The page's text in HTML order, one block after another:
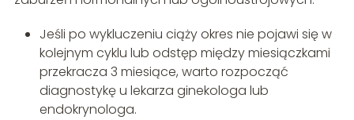
Jeśli po wykluczeniu ciąży okres nie pojawi się w
kolejnym cyklu lub odstęp między miesiączkami
przekracza 3 miesiące, warto rozpocząć
diagnostykę u lekarza ginekologa lub
endokrynologa.